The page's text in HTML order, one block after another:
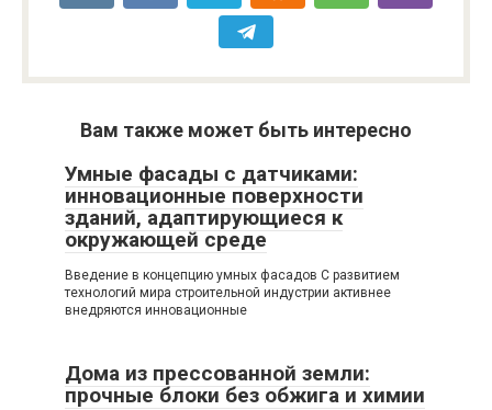
Вам также может быть интересно
Умные фасады с датчиками:
инновационные поверхности
зданий, адаптирующиеся к
окружающей среде
Введение в концепцию умных фасадов С развитием
технологий мира строительной индустрии активнее
внедряются инновационные
Дома из прессованной земли:
прочные блоки без обжига и химии